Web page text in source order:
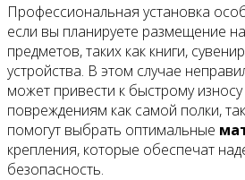
Профессиональная установка
если вы планируете размещение
предметов, таких как книги,
устройства. В этом случае
может привести к быстрому
повреждениям как самой полки,
помогут выбрать оптимальные
крепления, которые обеспечат
безопасность.